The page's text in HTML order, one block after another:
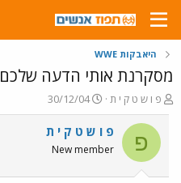
היאבקות WWE
מסקרנת אותי הדעה שלכם
פ
ו
ת
ח
ה
פ ו ש ט ק י ת
פ
ו
ר
ם
30/12/04
פ פ ו ש ט ק י ת
New member